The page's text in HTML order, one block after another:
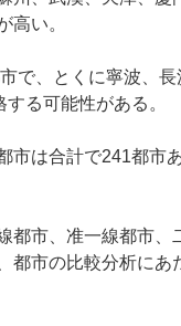
高い。
で、とくに寧波、
る可能性がある。
は合計で241都市
市、准一線都市、
市の比較分析にあ